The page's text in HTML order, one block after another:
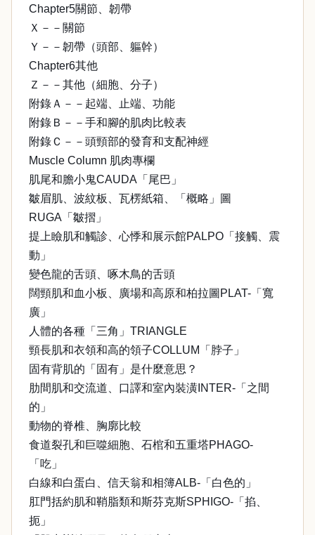
Chapter5關節、韌帶
Ｘ－－關節
Ｙ－－韌帶（頭部、軀幹）
Chapter6其他
Ｚ－－其他（細胞、分子）
附錄Ａ－－起端、止端、功能
附錄Ｂ－－手和腳的肌肉比較表
附錄Ｃ－－頭頸部的發育和支配神經
Muscle Column 肌肉專欄
肌尾和膽小鬼CAUDA「尾巴」
皺眉肌、波紋板、瓦楞紙箱、「概略」圖
RUGA「皺摺」
提上瞼肌和觸診、心悸和展示館PALPO「接觸、震
動」
變色龍的舌頭、啄木鳥的舌頭
闊頸肌和血小板、廣場和高原和柏拉圖PLAT-「寬
廣」
人體的各種「三角」TRIANGLE
頸長肌和衣領和高的領子COLLUM「脖子」
固有背肌的「固有」是什麼意思？
肋間肌和交流道、口譯和室內裝潢INTER-「之間
的」
動物的脊椎、胸廓比較
食道裂孔和巨噬細胞、石棺和五重塔PHAGO-
「吃」
白線和白蛋白、信天翁和相簿ALB-「白色的」
肛門括約肌和鞘脂類和斯芬克斯SPHIGO-「掐、
扼」